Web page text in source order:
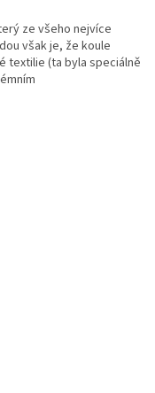
ze všeho nejvíce
však je, že koule
textilie (ta byla speciálně